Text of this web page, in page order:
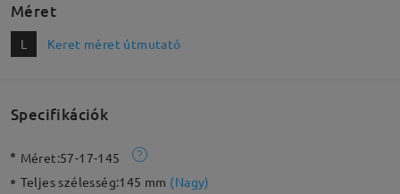
Méret
L Keret méret útmutató
Specifikációk
Méret:57-17-145
Teljes szélesség:145 mm (Nagy)